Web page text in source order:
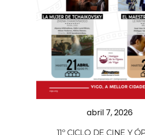
abril 7, 2026
11º CICLO DE CINE Y